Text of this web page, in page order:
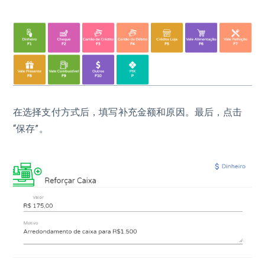
在选择支付方式后，填写补充金额和原因。最后，点击
“保存”。